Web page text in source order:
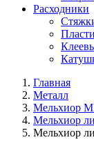
Расходники
Главная
Металл
Мельхиор
Мельхиор
Мельхиор